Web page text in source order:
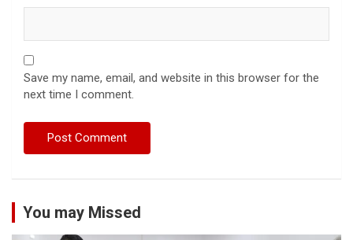
Save my name, email, and website in this browser for the
next time I comment.
You may Missed